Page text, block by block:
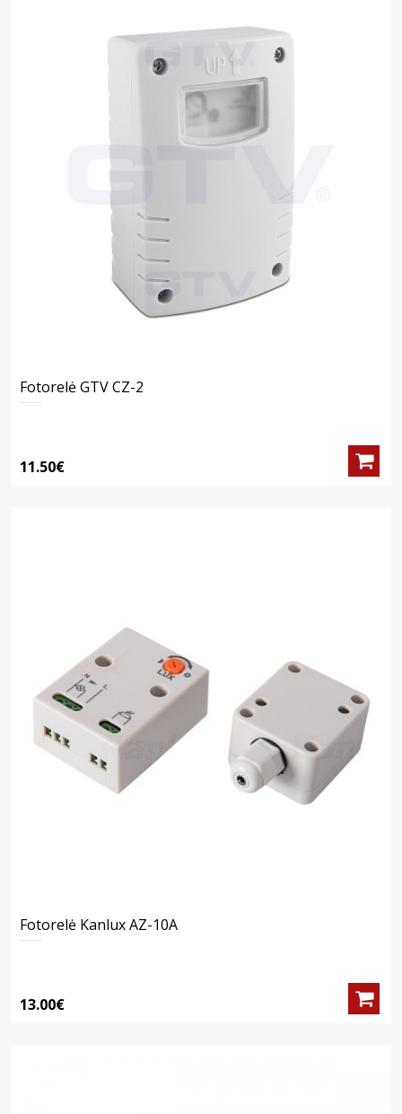
Fotorelė GTV CZ-2
11.50€
Fotorelė Kanlux AZ-10A
13.00€